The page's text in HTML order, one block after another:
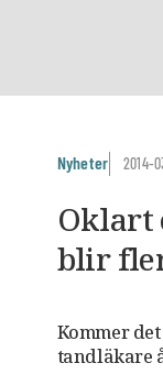
Nyheter 2014-
Oklart
blir
Kommer
tandläkare